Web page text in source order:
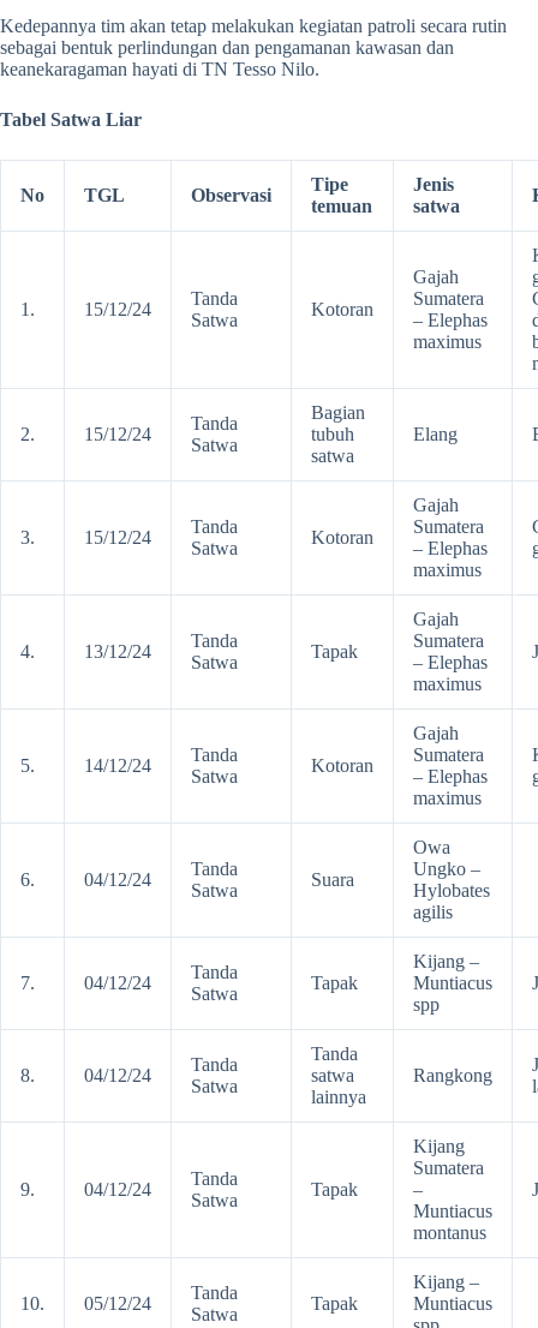
Kedepannya tim akan tetap melakukan kegiatan patroli secara rutin
sebagai bentuk perlindungan dan pengamanan kawasan dan
keanekaragaman hayati di TN Tesso Nilo.
Tabel Satwa Liar
No TGL Observasi
Tipe
temuan
Jenis
satwa
1. 15/12/24
Tanda
Satwa
Kotoran
Gajah
Sumatera
– Elephas
maximus
2. 15/12/24
Tanda
Satwa
Bagian
tubuh
satwa
Elang
3. 15/12/24
Tanda
Satwa
Kotoran
Gajah
Sumatera
– Elephas
maximus
4. 13/12/24
Tanda
Satwa
Tapak
Gajah
Sumatera
– Elephas
maximus
5. 14/12/24
Tanda
Satwa
Kotoran
Gajah
Sumatera
– Elephas
maximus
6. 04/12/24
Tanda
Satwa
Suara
Owa
Ungko –
Hylobates
agilis
7. 04/12/24
Tanda
Satwa
Tapak
Kijang –
Muntiacus
spp
8. 04/12/24
Tanda
Satwa
Tanda
satwa
lainnya
Rangkong
9. 04/12/24
Tanda
Satwa
Tapak
Kijang
Sumatera
–
Muntiacus
montanus
10. 05/12/24
Tanda
Satwa
Tapak
Kijang –
Muntiacus